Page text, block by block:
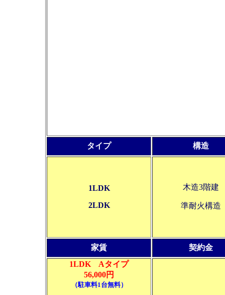
タイプ 構造
1LDK
2LDK
木造3階建
準耐火構造
家賃
契約金
1LDK Aタイプ
56,000円
（駐車料1台無料）